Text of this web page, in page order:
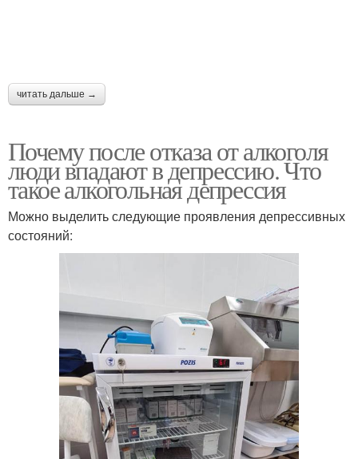
читать дальше →
Почему после отказа от алкоголя
люди впадают в депрессию. Что
такое алкогольная депрессия
Можно выделить следующие проявления депрессивных
состояний: